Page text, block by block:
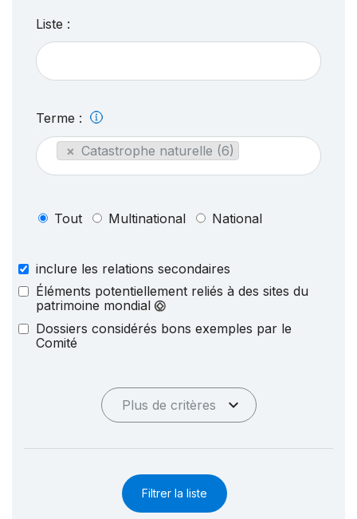
Liste :
Terme :
× Catastrophe naturelle (6)
Tout Multinational National
inclure les relations secondaires
Éléments potentiellement reliés à des sites du
patrimoine mondial
Dossiers considérés bons exemples par le
Comité
Plus de critères
Filtrer la liste